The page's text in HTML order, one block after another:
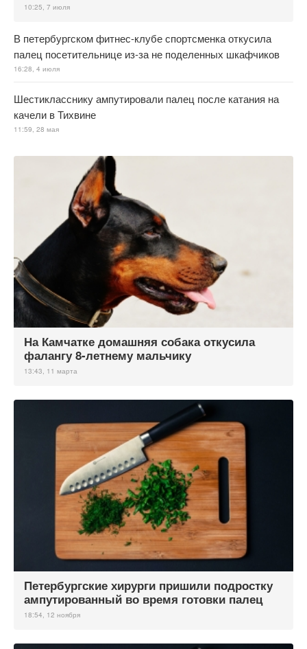
10:25, 7 июля
В петербургском фитнес-клубе спортсменка откусила
палец посетительнице из-за не поделенных шкафчиков
16:28, 4 июля
Шестикласснику ампутировали палец после катания на
качели в Тихвине
11:59, 28 мая
На Камчатке домашняя собака откусила
фалангу 8-летнему мальчику
13:43, 11 марта
Петербургские хирурги пришили подростку
ампутированный во время готовки палец
18:54, 12 ноября